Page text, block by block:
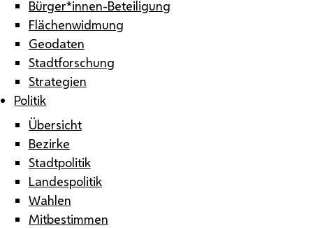
Bürger*innen-Beteiligung
Flächenwidmung
Geodaten
Stadtforschung
Strategien
Politik
Übersicht
Bezirke
Stadtpolitik
Landespolitik
Wahlen
Mitbestimmen